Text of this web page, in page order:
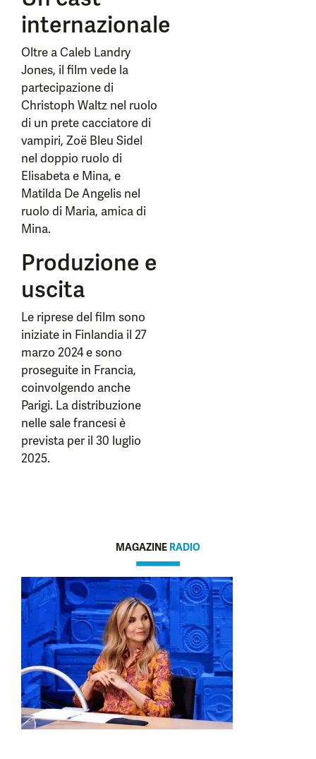
internazionale
Oltre a Caleb Landry
Jones, il film vede la
partecipazione di
Christoph Waltz nel ruolo
di un prete cacciatore di
vampiri, Zoë Bleu Sidel
nel doppio ruolo di
Elisabeta e Mina, e
Matilda De Angelis nel
ruolo di Maria, amica di
Mina.
Produzione e
uscita
Le riprese del film sono
iniziate in Finlandia il 27
marzo 2024 e sono
proseguite in Francia,
coinvolgendo anche
Parigi. La distribuzione
nelle sale francesi è
prevista per il 30 luglio
2025.
MAGAZINE RADIO